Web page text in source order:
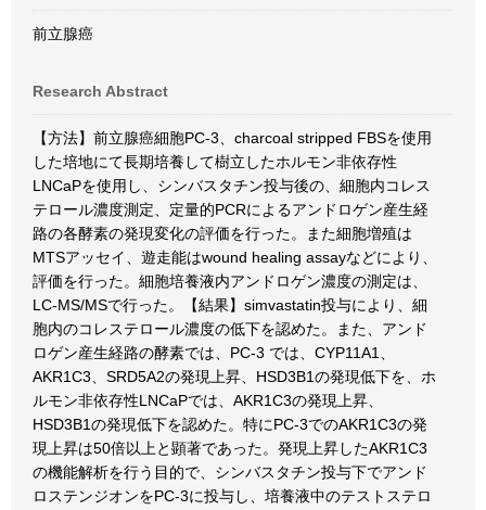
前立腺癌
Research Abstract
【方法】前立腺癌細胞PC-3、charcoal stripped FBSを使用
した培地にて長期培養して樹立したホルモン非依存性
LNCaPを使用し、シンバスタチン投与後の、細胞内コレス
テロール濃度測定、定量的PCRによるアンドロゲン産生経
路の各酵素の発現変化の評価を行った。また細胞増殖は
MTSアッセイ、遊走能はwound healing assayなどにより、
評価を行った。細胞培養液内アンドロゲン濃度の測定は、
LC-MS/MSで行った。【結果】simvastatin投与により、細
胞内のコレステロール濃度の低下を認めた。また、アンド
ロゲン産生経路の酵素では、PC-3 では、CYP11A1、
AKR1C3、SRD5A2の発現上昇、HSD3B1の発現低下を、ホ
ルモン非依存性LNCaPでは、AKR1C3の発現上昇、
HSD3B1の発現低下を認めた。特にPC-3でのAKR1C3の発
現上昇は50倍以上と顕著であった。発現上昇したAKR1C3
の機能解析を行う目的で、シンバスタチン投与下でアンド
ロステンジオンをPC-3に投与し、培養液中のテストステロ